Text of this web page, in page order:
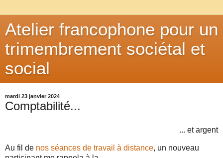
Atelier francophone pour un
trimembrement sociétal et
social
mardi 23 janvier 2024
Comptabilité...
... et argent
Au fil de nos séances de travail à distance, un nouveau